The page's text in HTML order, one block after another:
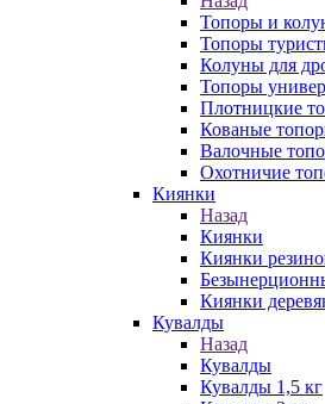
Топоры и
Топоры
Колуны для
Топоры
Плотницкие
Кованые
Валочные
Охотничие
Киянки
Назад
Киянки
Киянки
Киянки
Кувалды
Назад
Кувалды
Кувалды 1,5 кг